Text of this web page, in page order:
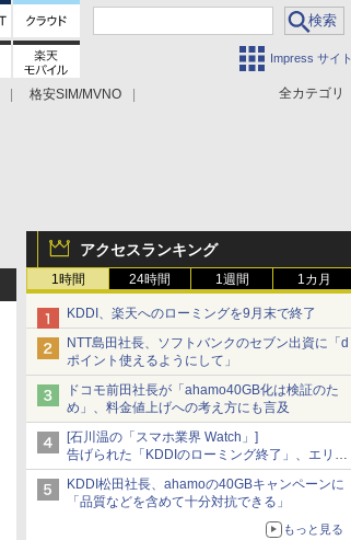
Impress サイト
全カテゴリ
格安SIM/MVNO
アクセスランキング
1時間 24時間 1週間 1カ月
KDDI、楽天へのローミングを9月末で終了
NTT島田社長、ソフトバンクのセブン出資に「d
ポイント使えるようにして」
ドコモ前田社長が「ahamo40GB化は検証のた
め」、料金値上げへの考え方にも言及
[石川温の「スマホ業界 Watch」]
告げられた「KDDIのローミング終了」、エリア
マップの落とし穴と楽天モバイルの課題
KDDI松田社長、ahamoの40GBキャンペーンに
「品質などを含めて十分対抗できる」
もっと見る